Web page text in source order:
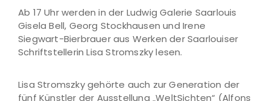
Ab 17 Uhr werden in der Ludwig Galerie Saarlouis
Gisela Bell, Georg Stockhausen und Irene
Siegwart-Bierbrauer aus Werken der Saarlouiser
Schriftstellerin Lisa Stromszky lesen.
Lisa Stromszky gehörte auch zur Generation der
fünf Künstler der Ausstellung „WeltSichten“ (Alfons